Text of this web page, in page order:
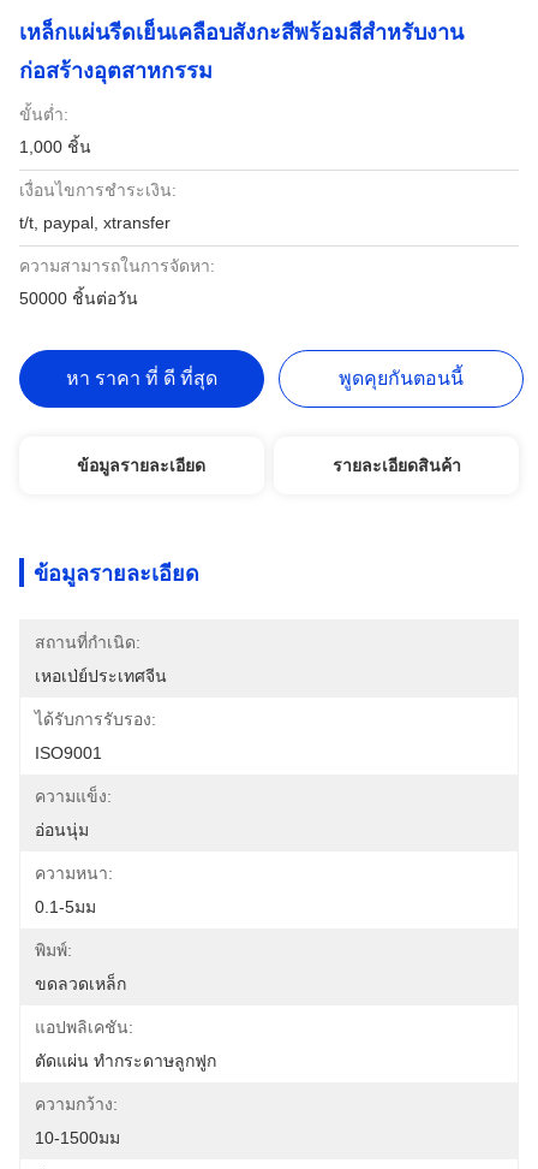
เหล็กแผ่นรีดเย็นเคลือบสังกะสีพร้อมสีสำหรับงาน
ก่อสร้างอุตสาหกรรม
ขั้นต่ำ:
1,000 ชิ้น
เงื่อนไขการชำระเงิน:
t/t, paypal, xtransfer
ความสามารถในการจัดหา:
50000 ชิ้นต่อวัน
หา ราคา ที่ ดี ที่สุด พูดคุยกันตอนนี้
ข้อมูลรายละเอียด รายละเอียดสินค้า
ข้อมูลรายละเอียด
สถานที่กำเนิด:
เหอเป่ย์ประเทศจีน
ได้รับการรับรอง:
ISO9001
ความแข็ง:
อ่อนนุ่ม
ความหนา:
0.1-5มม
พิมพ์:
ขดลวดเหล็ก
แอปพลิเคชัน:
ตัดแผ่น ทำกระดาษลูกฟูก
ความกว้าง:
10-1500มม